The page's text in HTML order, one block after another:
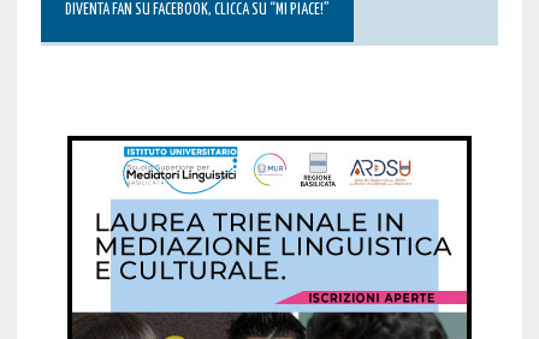
DIVENTA FAN SU FACEBOOK, CLICCA SU “MI PIACE!”